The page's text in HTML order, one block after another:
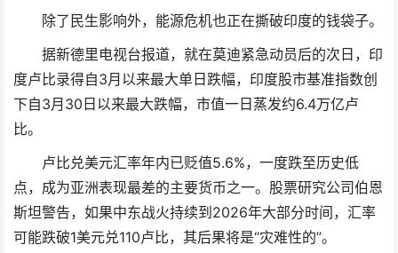
除了民生影响外，能源危机也正在撕破印度的钱袋子。
据新德里电视台报道，就在莫迪紧急动员后的次日，印
度卢比录得自3月以来最大单日跌幅，印度股市基准指数创
下自3月30日以来最大跌幅，市值一日蒸发约6.4万亿卢
比。
卢比兑美元汇率年内已贬值5.6%，一度跌至历史低
点，成为亚洲表现最差的主要货币之一。股票研究公司伯恩
斯坦警告，如果中东战火持续到2026年大部分时间，汇率
可能跌破1美元兑110卢比，其后果将是“灾难性的”。